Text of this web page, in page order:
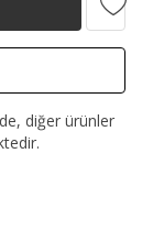
diğer ürünler